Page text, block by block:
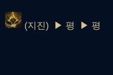
(지진) ▶ 평 ▶ 평